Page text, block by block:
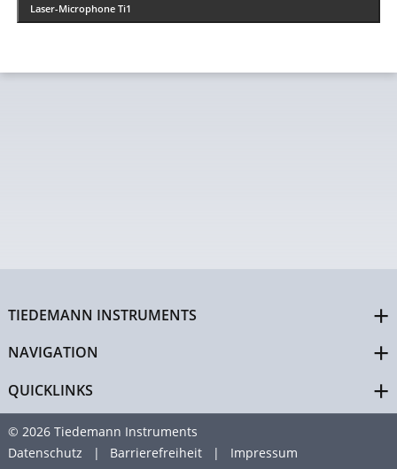
Laser-Microphone Ti1
TIEDEMANN INSTRUMENTS
NAVIGATION
QUICKLINKS
© 2026 Tiedemann Instruments
Datenschutz
Barrierefreiheit Impressum